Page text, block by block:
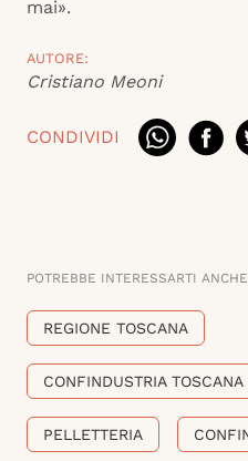
mai».
AUTORE:
Cristiano Meoni
CONDIVIDI
POTREBBE INTERESSARTI ANCHE
REGIONE TOSCANA
CONFINDUSTRIA TOSCANA
PELLETTERIA